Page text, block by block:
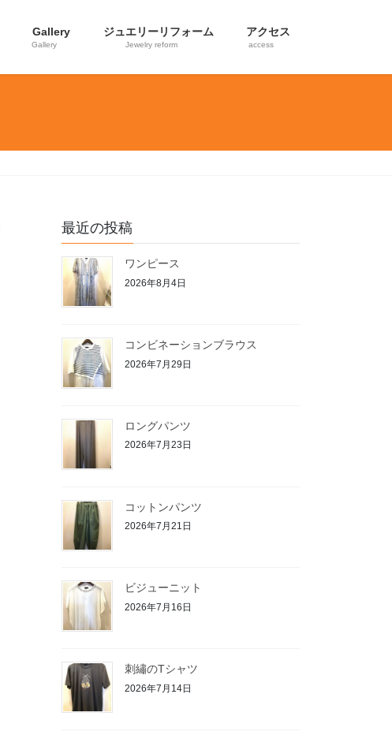
Gallery
Gallery
ジュエリーリフォーム
Jewelry reform
アクセス
access
最近の投稿
ワンピース
2026年8月4日
コンビネーションブラウス
2026年7月29日
ロングパンツ
2026年7月23日
コットンパンツ
2026年7月21日
ビジューニット
2026年7月16日
刺繡のTシャツ
2026年7月14日